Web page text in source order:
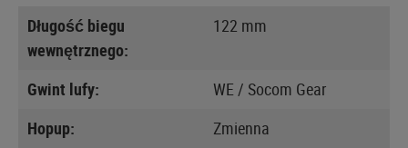
Długość biegu
wewnętrznego:
122 mm
Gwint lufy:
WE / Socom Gear
Hopup:
Zmienna